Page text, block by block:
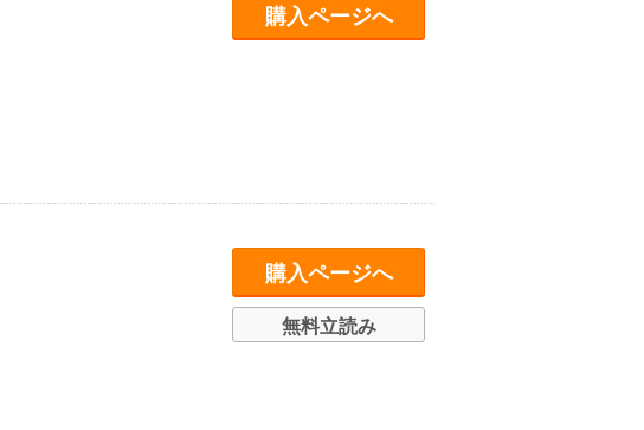
購入ページへ
購入ページへ
無料立読み